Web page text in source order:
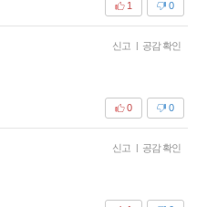
0
1
신고 | 공감 확인
0
0
신고 | 공감 확인